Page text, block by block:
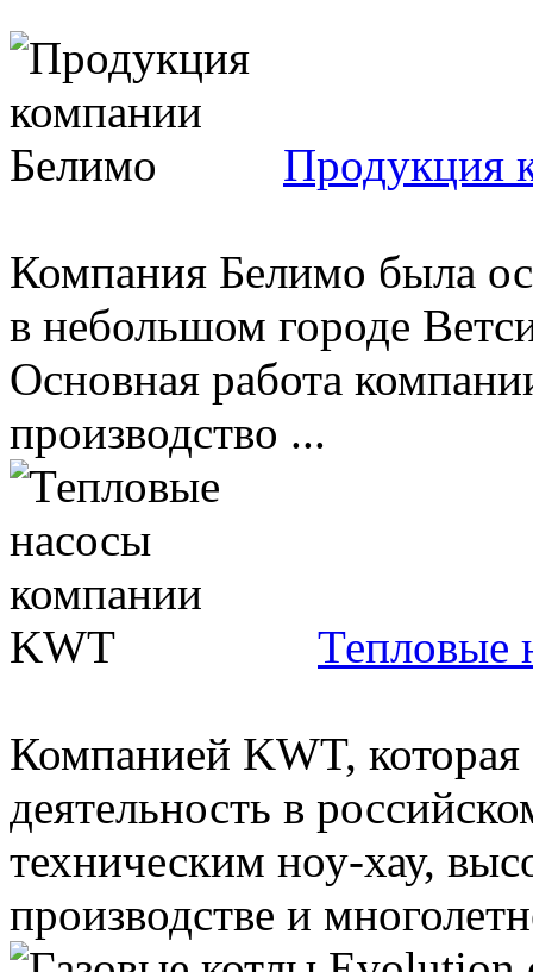
Продукция
Компания Белимо была
в небольшом городе
Основная работа
производство ...
Тепловые
Компанией KWT,
деятельность в
техническим ноу-хау,
производстве и